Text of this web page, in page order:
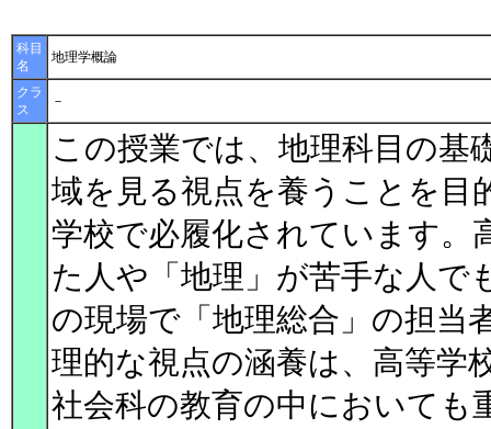
科目
名
地理学概論
クラ
ス
－
この授業では、地理科目の基
域を見る視点を養うことを目
学校で必履化されています。
た人や「地理」が苦手な人で
の現場で「地理総合」の担当
理的な視点の涵養は、高等学
社会科の教育の中においても